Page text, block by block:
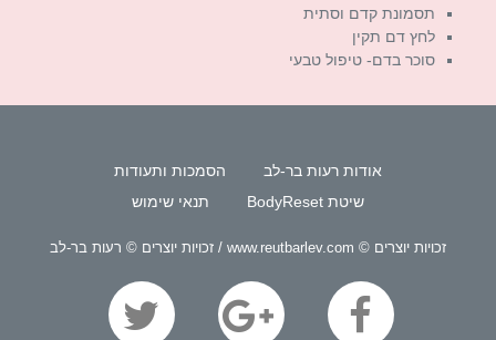
תסמונת קדם וסתית
לחץ דם תקין
סוכר בדם- טיפול טבעי
אודות רעות בר-לב
הסמכות ותעודות
שיטת BodyReset
תנאי שימוש
זכויות יוצרים © www.reutbarlev.com / זכויות יוצרים © רעות בר-לב